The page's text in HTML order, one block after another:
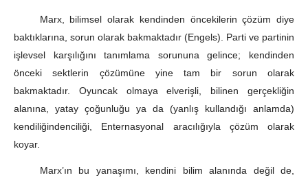
Marx, bilimsel olarak kendinden öncekilerin çözüm diye
baktıklarına, sorun olarak bakmaktadır (Engels). Parti ve partinin
işlevsel karşılığını tanımlama sorununa gelince; kendinden
önceki sektlerin çözümüne yine tam bir sorun olarak
bakmaktadır. Oyuncak olmaya elverişli, bilinen gerçekliğin
alanına, yatay çoğunluğu ya da (yanlış kullandığı anlamda)
kendiliğindenciliği, Enternasyonal aracılığıyla çözüm olarak
koyar.
Marx’ın bu yanaşımı, kendini bilim alanında değil de,